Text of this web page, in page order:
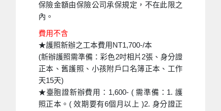
保險金額由保險公司承保規定，不在此限之
內。
費用不含
★護照新辦之工本費用NT1,700-/本
(新辦護照需準備：彩色2吋相片2張、身分證
正本、舊護照、小孩附戶口名簿正本、工作
天15天)
★臺胞證新辦費用：1,600- ( 需準備：1. 護
照正本。( 效期要有6個月以上 )2. 身分證正